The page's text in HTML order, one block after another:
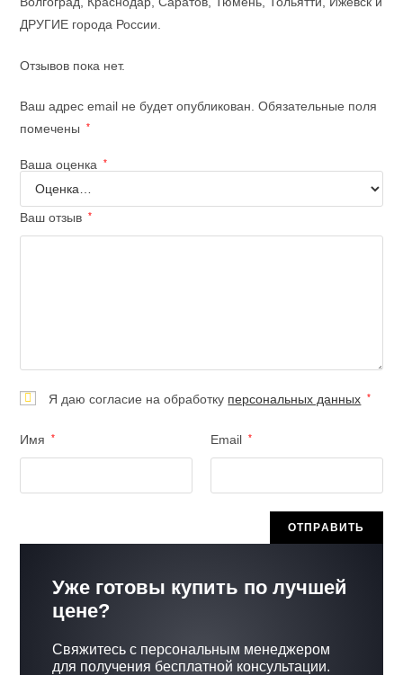
ДРУГИЕ города России.
Отзывов пока нет.
Ваш адрес email не будет опубликован. Обязательные поля
помечены
*
Ваша оценка *
Ваш отзыв *
Я даю согласие на обработку персональных данных *
Имя * Email *
Уже готовы купить по лучшей
цене?
Свяжитесь с персональным менеджером
для получения бесплатной консультации.